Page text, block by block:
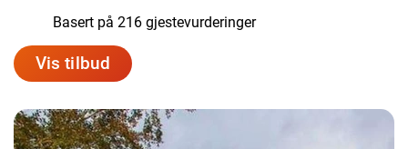
Basert på 216 gjestevurderinger
Vis tilbud